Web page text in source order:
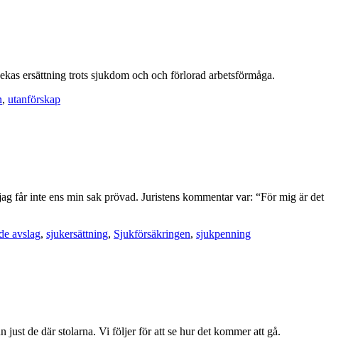
ersättning trots sjukdom och och förlorad arbetsförmåga.
, utanförskap
får inte ens min sak prövad. Juristens kommentar var: “För mig är det
avslag, sjukersättning, Sjukförsäkringen, sjukpenning
just de där stolarna. Vi följer för att se hur det kommer att gå.